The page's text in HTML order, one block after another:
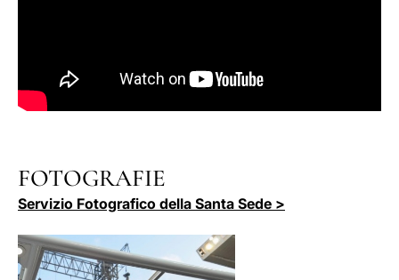
FOTOGRAFIE
Servizio Fotografico della Santa Sede >